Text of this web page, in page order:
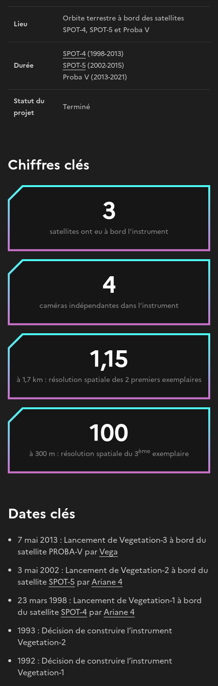
Lieu
Orbite terrestre à bord des satellites
SPOT-4, SPOT-5 et Proba V
Durée
SPOT-4(1998-2013)
SPOT-5(2002-2015)
Proba V (2013-2021)
Statut du
projet
Terminé
Chiffres clés
3
satellites ont eu à bord l’instrument
4
caméras indépendantes dans l’instrument
1,15
à 1,7 km : résolution spatiale des 2 premiers exemplaires
100
à 300 m : résolution spatiale du 3ème exemplaire
Dates clés
7 mai 2013 : Lancement de Vegetation-3 à bord du
satellite PROBA-V parVega
3 mai 2002 : Lancement de Vegetation-2 à bord du
satellite SPOT-5 parAriane 4
23 mars 1998 : Lancement de Vegetation-1 à bord
du satellite SPOT-4 parAriane 4
1993 : Décision de construire l’instrument
Vegetation-2
1992 : Décision de construire l’instrument
Vegetation-1